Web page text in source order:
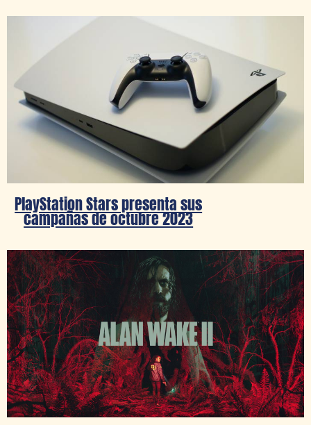
PlayStation Stars presenta sus
campañas de octubre 2023